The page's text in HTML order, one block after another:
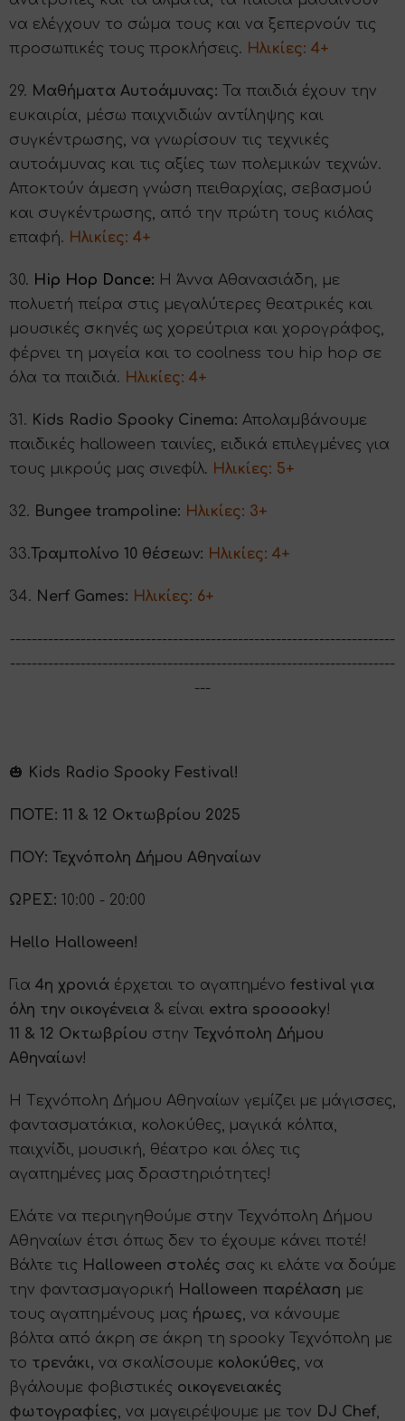
να ελέγχουν το σώμα τους και να ξεπερνούν τις
προσωπικές τους προκλήσεις. Ηλικίες: 4+
29. Μαθήματα Αυτοάμυνας: Τα παιδιά έχουν την
ευκαιρία, μέσω παιχνιδιών αντίληψης και
συγκέντρωσης, να γνωρίσουν τις τεχνικές
αυτοάμυνας και τις αξίες των πολεμικών τεχνών.
Αποκτούν άμεση γνώση πειθαρχίας, σεβασμού
και συγκέντρωσης, από την πρώτη τους κιόλας
επαφή. Hλικίες: 4+
30. Hip Hop Dance: Η Άννα Αθανασιάδη, με
πολυετή πείρα στις μεγαλύτερες θεατρικές και
μουσικές σκηνές ως χορεύτρια και χορογράφος,
φέρνει τη μαγεία και το coolness του hip hop σε
όλα τα παιδιά. Ηλικίες: 4+
31. Kids Radio Spooky Cinema: Απολαμβάνουμε
παιδικές halloween ταινίες, ειδικά επιλεγμένες για
τους μικρούς μας σινεφίλ. Ηλικίες: 5+
32. Bungee trampoline: Ηλικίες: 3+
33.Τραμπολίνο 10 θέσεων: Ηλικίες: 4+
34. Nerf Games: Ηλικίες: 6+
-----------------------------------------------------------------------
-----------------------------------------------------------------------
---
🎃 Kids Radio Spooky Festival!
ΠΟΤΕ: 11 & 12 Oκτωβρίου 2025
ΠΟΥ: Τεχνόπολη Δήμου Αθηναίων
ΩΡΕΣ: 10:00 - 20:00
Hello Halloween!
Για 4η χρονιά έρχεται το αγαπηµένο festival για
όλη την οικογένεια & είναι extra spooooky!
11 & 12 Oκτωβρίου στην Τεχνόπολη Δήμου
Αθηναίων!
H Tεχνόπολη Δήµου Αθηναίων γεμίζει µε µάγισσες,
φαντασµατάκια, κολοκύθες, µαγικά κόλπα,
παιχνίδι, µουσική, θέατρο και όλες τις
αγαπηµένες µας δραστηριότητες!
Ελάτε να περιηγηθούμε στην Τεχνόπολη Δήμου
Αθηναίων έτσι όπως δεν το έχουμε κάνει ποτέ!
Bάλτε τις Halloween στολές σας κι ελάτε να δούμε
την φαντασμαγορική Halloween παρέλαση με
τους αγαπημένους μας ήρωες, να κάνουμε
βόλτα από άκρη σε άκρη τη spooky Τεχνόπολη με
το τρενάκι, ​​​να σκαλίσουμε κολοκύθες, να
βγάλουμε φοβιστικές οικογενειακές
φωτογραφίες, να μαγειρέψουμε με τον DJ Chef,